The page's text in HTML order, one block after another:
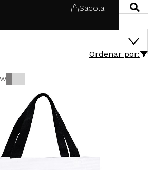
Sacola
Ordenar por: